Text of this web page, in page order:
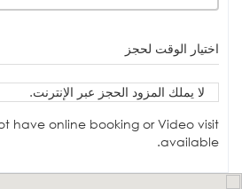
اختيار الوقت لحجز
لا يملك المزود الحجز عبر الإنترنت.
have online booking or Video visit
available.